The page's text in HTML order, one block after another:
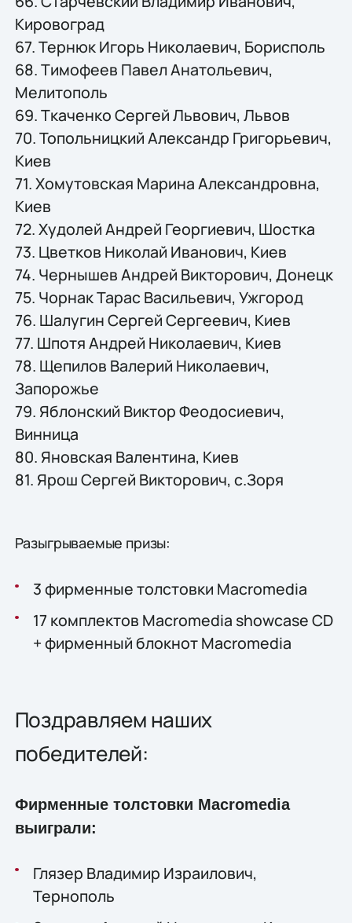
Кировоград
67. Тернюк Игорь Николаевич, Борисполь
68. Тимофеев Павел Анатольевич,
Мелитополь
69. Ткаченко Сергей Львович, Львов
70. Топольницкий Александр Григорьевич,
Киев
71. Хомутовская Марина Александровна,
Киев
72. Худолей Андрей Георгиевич, Шостка
73. Цветков Николай Иванович, Киев
74. Чернышев Андрей Викторович, Донецк
75. Чорнак Тарас Васильевич, Ужгород
76. Шалугин Сергей Сергеевич, Киев
77. Шпотя Андрей Николаевич, Киев
78. Щепилов Валерий Николаевич,
Запорожье
79. Яблонский Виктор Феодосиевич,
Винница
80. Яновская Валентина, Киев
81. Ярош Сергей Викторович, с.Зоря
Разыгрываемые призы:
3 фирменные толстовки Macromedia
17 комплектов Macromedia showcase CD
+ фирменный блокнот Macromedia
Поздравляем наших
победителей:
Фирменные толстовки Macromedia
выиграли:
Глязер Владимир Израилович,
Тернополь